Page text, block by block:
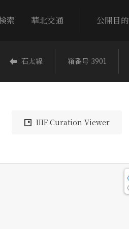
索 華北交通 公開目的
石太線 箱番号 3901
IIIF Curation Viewer